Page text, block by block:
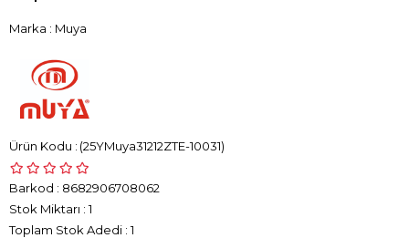
Marka : Muya
(25YMuya31212ZTE-10031)
Barkod : 8682906708062
Stok Miktarı : 1
Toplam Stok Adedi : 1